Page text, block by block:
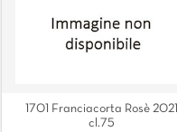
1701 Franciacorta Rosè 2021
cl.75